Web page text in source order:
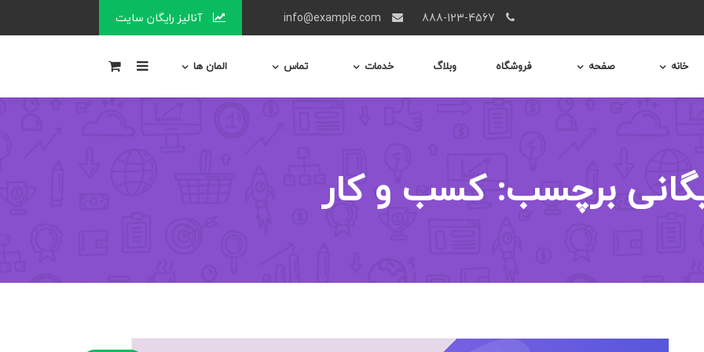
آنالیز رایگان سایت
خانه صفحه فروشگاه وبلاگ خدمات تماس المان ها
برچسب: کسب و کار